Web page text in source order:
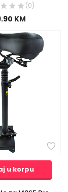
(0)
KM
u korpu